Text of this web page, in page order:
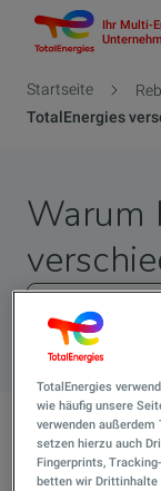
Ihr Multi-
Pfadnavigation
Startseite
TotalEnergies
Warum
Warum hat
Das
TotalEnergies
wie häufig unsere
verwenden
setzen hierzu auch
Fingerprints,
betten wir Drittinhalte